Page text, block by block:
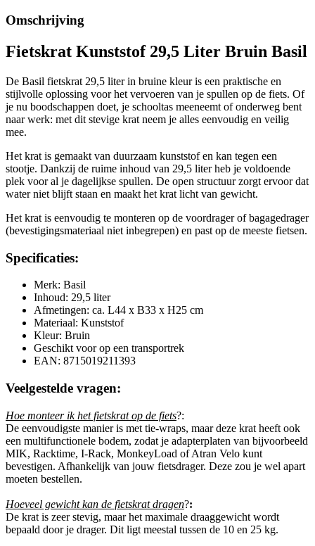
Omschrijving
Fietskrat Kunststof 29,5 Liter Bruin Basil
De Basil fietskrat 29,5 liter in bruine kleur is een praktische en
stijlvolle oplossing voor het vervoeren van je spullen op de fiets. Of
je nu boodschappen doet, je schooltas meeneemt of onderweg bent
naar werk: met dit stevige krat neem je alles eenvoudig en veilig
mee.
Het krat is gemaakt van duurzaam kunststof en kan tegen een
stootje. Dankzij de ruime inhoud van 29,5 liter heb je voldoende
plek voor al je dagelijkse spullen. De open structuur zorgt ervoor dat
water niet blijft staan en maakt het krat licht van gewicht.
Het krat is eenvoudig te monteren op de voordrager of bagagedrager
(bevestigingsmateriaal niet inbegrepen) en past op de meeste fietsen.
Specificaties:
Merk: Basil
Inhoud: 29,5 liter
Afmetingen: ca. L44 x B33 x H25 cm
Materiaal: Kunststof
Kleur: Bruin
Geschikt voor op een transportrek
EAN: 8715019211393
Veelgestelde vragen:
Hoe monteer ik het fietskrat op de fiets?:
De eenvoudigste manier is met tie-wraps, maar deze krat heeft ook
een multifunctionele bodem, zodat je adapterplaten van bijvoorbeeld
MIK, Racktime, I-Rack, MonkeyLoad of Atran Velo kunt
bevestigen. Afhankelijk van jouw fietsdrager. Deze zou je wel apart
moeten bestellen.
Hoeveel gewicht kan de fietskrat dragen?:
De krat is zeer stevig, maar het maximale draaggewicht wordt
bepaald door je drager. Dit ligt meestal tussen de 10 en 25 kg.